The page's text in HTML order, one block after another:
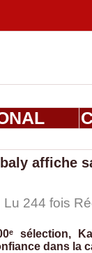
affiche
244 fois
sélection,
dans la